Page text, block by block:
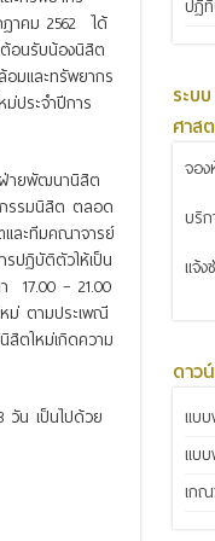
าคม 2562 ได้
ต้อนรับน้องนิสิต
มและทรัพยากร
ประจำปีการ
ายพัฒนานิสิต
รรมนิสิต ตลอด
ละทีมคณาจารย์
รปฏิบัติตัวให้เป็น
17.00 – 21.00
ม่ ตามประเพณี
สิตใหม่เกิดความ
วัน เป็นไปด้วย
ปฏิ
ระบ
ศาส
จอ
บริ
แจ้
ดาว
แบ
แบ
เก